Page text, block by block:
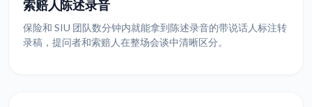
索赔人陈述录音
保险和 SIU 团队数分钟内就能拿到陈述录音的带说话人标注转
录稿，提问者和索赔人在整场会谈中清晰区分。